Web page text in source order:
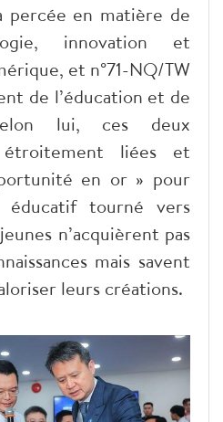
percée en matière de
innovation et
et n°71-NQ/TW
de l’éducation et de
lui, ces deux
liées et
en or » pour
tourné vers
n’acquièrent pas
mais savent
leurs créations.